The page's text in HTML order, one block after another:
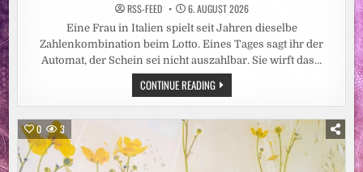
RSS-FEED 6. AUGUST 2026
Eine Frau in Italien spielt seit Jahren dieselbe
Zahlenkombination beim Lotto. Eines Tages sagt ihr der
Automat, der Schein sei nicht auszahlbar. Sie wirft das…
CONTINUE READINGSZ-
KOLUMNE
„BESTER
MILLIONEN-
0 3